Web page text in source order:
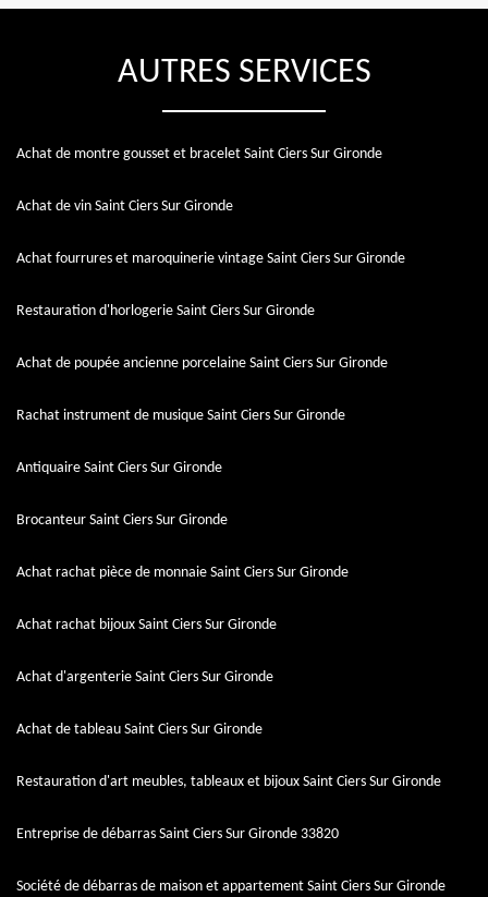
AUTRES SERVICES
Achat de montre gousset et bracelet Saint Ciers Sur Gironde
Achat de vin Saint Ciers Sur Gironde
Achat fourrures et maroquinerie vintage Saint Ciers Sur Gironde
Restauration d'horlogerie Saint Ciers Sur Gironde
Achat de poupée ancienne porcelaine Saint Ciers Sur Gironde
Rachat instrument de musique Saint Ciers Sur Gironde
Antiquaire Saint Ciers Sur Gironde
Brocanteur Saint Ciers Sur Gironde
Achat rachat pièce de monnaie Saint Ciers Sur Gironde
Achat rachat bijoux Saint Ciers Sur Gironde
Achat d'argenterie Saint Ciers Sur Gironde
Achat de tableau Saint Ciers Sur Gironde
Restauration d'art meubles, tableaux et bijoux Saint Ciers Sur Gironde
Entreprise de débarras Saint Ciers Sur Gironde 33820
Société de débarras de maison et appartement Saint Ciers Sur Gironde